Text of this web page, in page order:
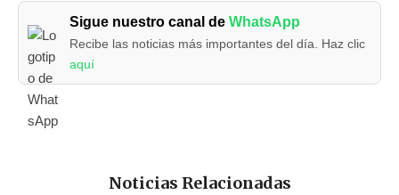
Sigue nuestro canal deWhatsApp
Recibe las noticias más importantes del día. Haz clic
aquí
Noticias Relacionadas